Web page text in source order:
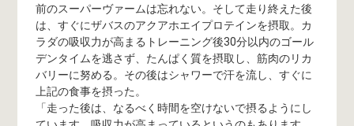
前のスーパーヴァームは忘れない。そして走り終えた後
は、すぐにザバスのアクアホエイプロテインを摂取。カ
ラダの吸収力が高まるトレーニング後30分以内のゴール
デンタイムを逃さず、たんぱく質を摂取し、筋肉のリカ
バリーに努める。その後はシャワーで汗を流し、すぐに
上記の食事を摂った。
「走った後は、なるべく時間を空けないで摂るようにし